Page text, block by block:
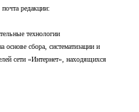
редакции:
технологии
сбора, систематизации и
сети «Интернет», находящихся